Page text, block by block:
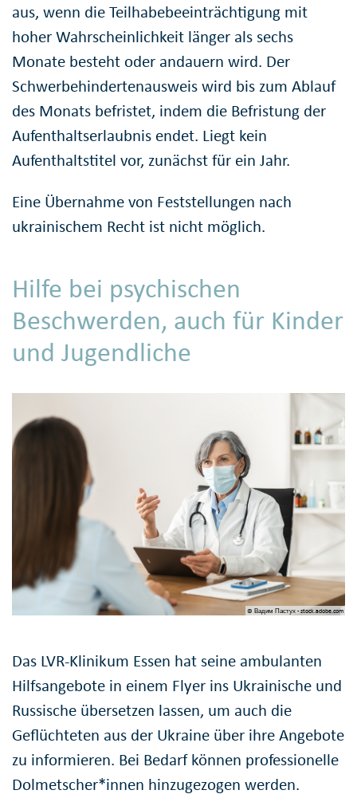
aus, wenn die Teilhabebeeinträchtigung mit
hoher Wahrscheinlichkeit länger als sechs
Monate besteht oder andauern wird. Der
Schwerbehindertenausweis wird bis zum Ablauf
des Monats befristet, indem die Befristung der
Aufenthaltserlaubnis endet. Liegt kein
Aufenthaltstitel vor, zunächst für ein Jahr.
Eine Übernahme von Feststellungen nach
ukrainischem Recht ist nicht möglich.
Hilfe bei psychischen
Beschwerden, auch für Kinder
und Jugendliche
© Вадим Пастух - stock.adobe.com
Das LVR-Klinikum Essen hat seine ambulanten
Hilfsangebote in einem Flyer ins Ukrainische und
Russische übersetzen lassen, um auch die
Geflüchteten aus der Ukraine über ihre Angebote
zu informieren. Bei Bedarf können professionelle
Dolmetscher*innen hinzugezogen werden.